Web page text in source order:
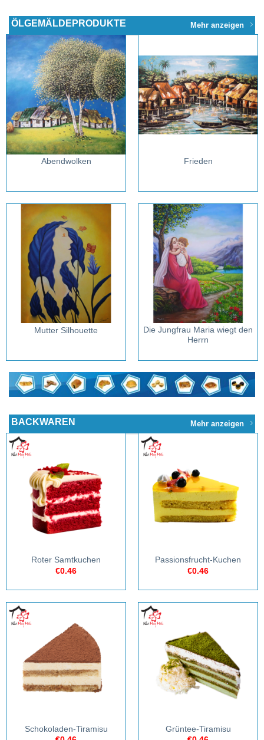
ÖLGEMÄLDEPRODUKTE Mehr anzeigen
Abendwolken Frieden
Mutter Silhouette
Die Jungfrau Maria wiegt den
Herrn
BACKWAREN Mehr anzeigen
Roter Samtkuchen
€0.46
Passionsfrucht-Kuchen
€0.46
Schokoladen-Tiramisu
Grüntee-Tiramisu